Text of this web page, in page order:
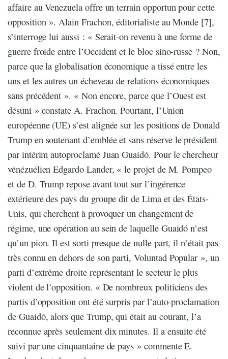
affaire au Venezuela offre un terrain opportun pour cette
opposition ». Alain Frachon, éditorialiste au Monde [7],
s’interroge lui aussi : « Serait-on revenu à une forme de
guerre froide entre l’Occident et le bloc sino-russe ? Non,
parce que la globalisation économique a tissé entre les
uns et les autres un écheveau de relations économiques
sans précédent ». « Non encore, parce que l’Ouest est
désuni » constate A. Frachon. Pourtant, l’Union
européenne (UE) s’est alignée sur les positions de Donald
Trump en soutenant d’emblée et sans réserve le président
par intérim autoproclamé Juan Guaidó. Pour le chercheur
vénézuélien Edgardo Lander, « le projet de M. Pompeo
et de D. Trump repose avant tout sur l’ingérence
extérieure des pays du groupe dit de Lima et des États-
Unis, qui cherchent à provoquer un changement de
régime, une opération au sein de laquelle Guaidó n’est
qu’un pion. Il est sorti presque de nulle part, il n’était pas
très connu en dehors de son parti, Voluntad Popular », un
parti d’extrême droite représentant le secteur le plus
violent de l’opposition. « De nombreux politiciens des
partis d’opposition ont été surpris par l’auto-proclamation
de Guaidó, alors que Trump, qui était au courant, l’a
reconnue après seulement dix minutes. Il a ensuite été
suivi par une cinquantaine de pays » commente E.